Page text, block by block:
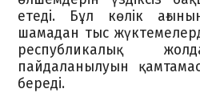
етеді. Бұл көлік
шамадан тыс
республикалық
пайдаланылуын
береді.